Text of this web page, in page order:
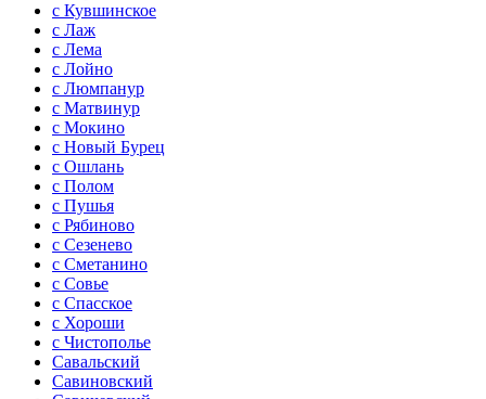
с Кувшинское
с Лаж
с Лема
с Лойно
с Люмпанур
с Матвинур
с Мокино
с Новый Бурец
с Ошлань
с Полом
с Пушья
с Рябиново
с Сезенево
с Сметанино
с Совье
с Спасское
с Хороши
с Чистополье
Савальский
Савиновский